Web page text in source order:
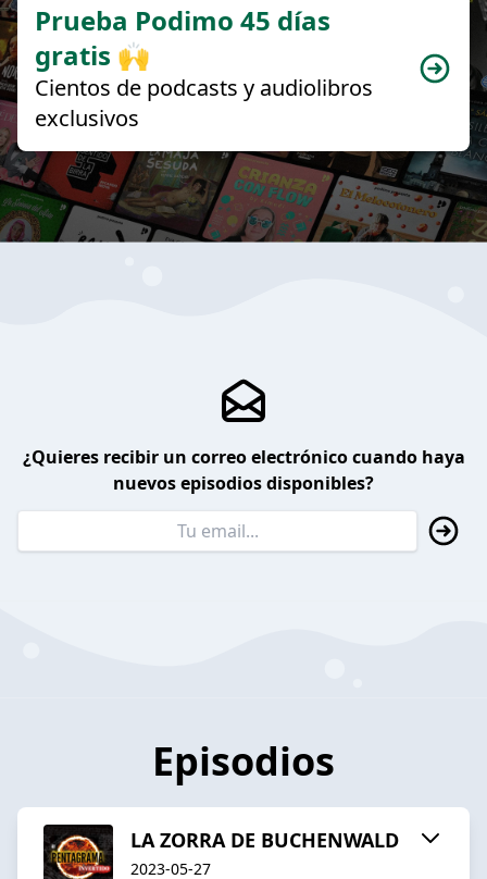
Prueba Podimo 45 días
gratis 🙌
Cientos de podcasts y audiolibros
exclusivos
¿Quieres recibir un correo electrónico cuando haya
nuevos episodios disponibles?
Episodios
LA ZORRA DE BUCHENWALD
2023-05-27